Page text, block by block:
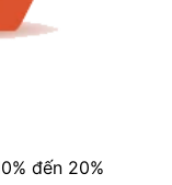
đến 20%